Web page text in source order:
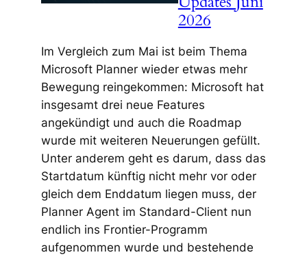
2026
Im Vergleich zum Mai ist beim Thema
Microsoft Planner wieder etwas mehr
Bewegung reingekommen: Microsoft hat
insgesamt drei neue Features
angekündigt und auch die Roadmap
wurde mit weiteren Neuerungen gefüllt.
Unter anderem geht es darum, dass das
Startdatum künftig nicht mehr vor oder
gleich dem Enddatum liegen muss, der
Planner Agent im Standard-Client nun
endlich ins Frontier-Programm
aufgenommen wurde und bestehende